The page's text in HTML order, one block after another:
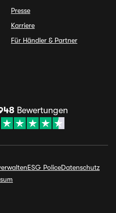
Presse
Karriere
Für Händler & Partner
Bewertungen
ESG PoliceDatenschutz